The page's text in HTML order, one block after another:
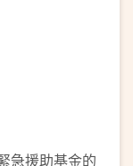
急援助基金的